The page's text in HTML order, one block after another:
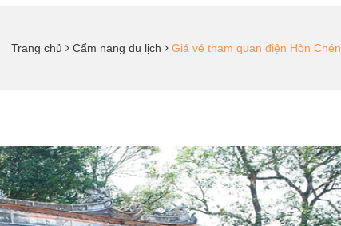
Trang chủ Cẩm nang du lịch Giá vé tham quan điện Hòn Chén